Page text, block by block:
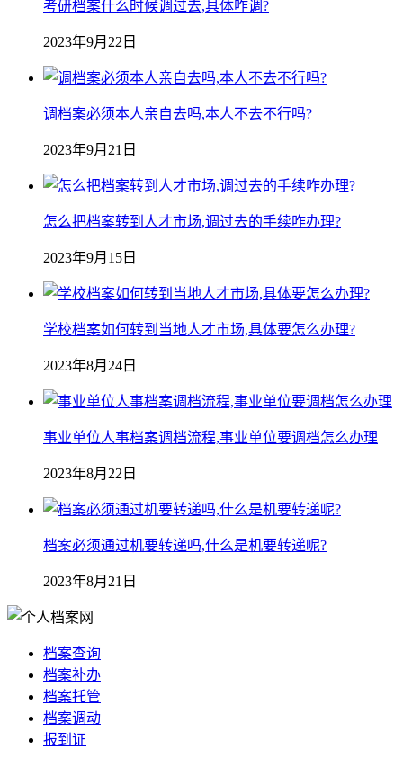
考研档案什么时候调过去,具体咋调?
2023年9月22日
调档案必须本人亲自去吗,本人不去不行吗?
2023年9月21日
怎么把档案转到人才市场,调过去的手续咋办理?
2023年9月15日
学校档案如何转到当地人才市场,具体要怎么办理?
2023年8月24日
事业单位人事档案调档流程,事业单位要调档怎么办理
2023年8月22日
档案必须通过机要转递吗,什么是机要转递呢?
2023年8月21日
档案查询
档案补办
档案托管
档案调动
报到证